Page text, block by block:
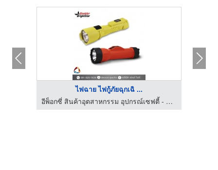
ไฟฉาย ไฟกู้ภัยฉุกเฉิ ...
อีพ็อกซี่ สินค้าอุตสาหกรรม อุปกรณ์เซฟตี้ - แปซิฟิก แอนด์ ไฟร์ เออีซี